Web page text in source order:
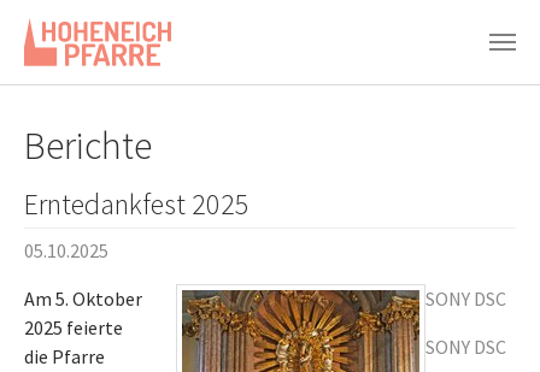
Berichte
Erntedankfest 2025
05.10.2025
SONY DSC
SONY DSC
Am 5. Oktober
2025 feierte
die Pfarre